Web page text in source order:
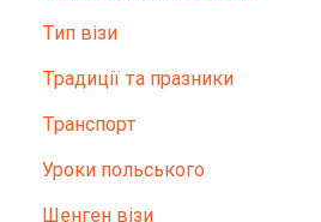
Тип візи
Традиції та празники
Транспорт
Уроки польського
Шенген візи